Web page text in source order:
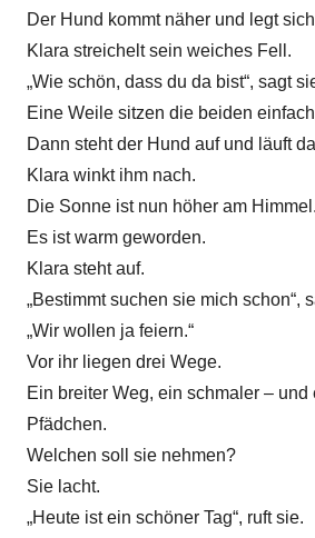
Der Hund kommt näher und legt
Klara streichelt sein weiches Fell.
„Wie schön, dass du da bist“, sagt
Eine Weile sitzen die beiden
Dann steht der Hund auf und läuft
Klara winkt ihm nach.
Die Sonne ist nun höher am Himmel.
Es ist warm geworden.
Klara steht auf.
„Bestimmt suchen sie mich schon“,
„Wir wollen ja feiern.“
Vor ihr liegen drei Wege.
Ein breiter Weg, ein schmaler – und
Pfädchen.
Welchen soll sie nehmen?
Sie lacht.
„Heute ist ein schöner Tag“, ruft sie.